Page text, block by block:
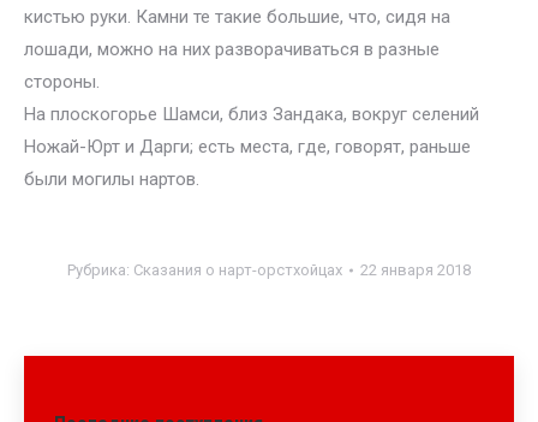
кистью руки. Камни те такие большие, что, сидя на
лошади, можно на них разворачиваться в разные
стороны.
На плоскогорье Шамси, близ Зандака, вокруг селений
Ножай-Юрт и Дарги; есть места, где, говорят, раньше
были могилы нартов.
Рубрика: Сказания о нарт-орстхойцах 22 января 2018